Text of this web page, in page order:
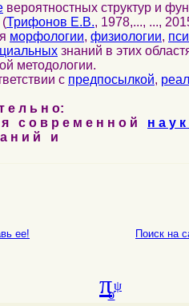
вероятностных структур и
(Трифонов Е.В., 1978,..., ...,
морфологии, физиологии,
знаний в этих
методологии.
с предпосылкой,
е л ь н о:
с о в р е м е н н о й н а у к
н и й и
ее! Поиск на
πψ
σ